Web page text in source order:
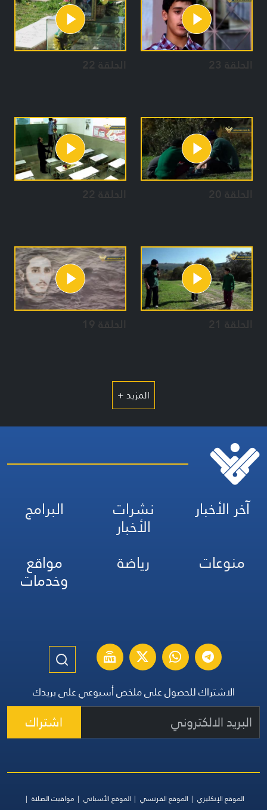
الحلقة 23 الحلقة 22
الحلقة 20 الحلقة 22
الحلقة 21 الحلقة 19
المزيد +
آخر الأخبار نشرات
الأخبار
البرامج
منوعات
رياضة مواقع
وخدمات
الاشتراك للحصول على ملخص أسبوعي على بريدك
اشتراك
الموقع الإنكليزي الموقع الفرنسي الموقع الأسباني
مواقيت الصلاة